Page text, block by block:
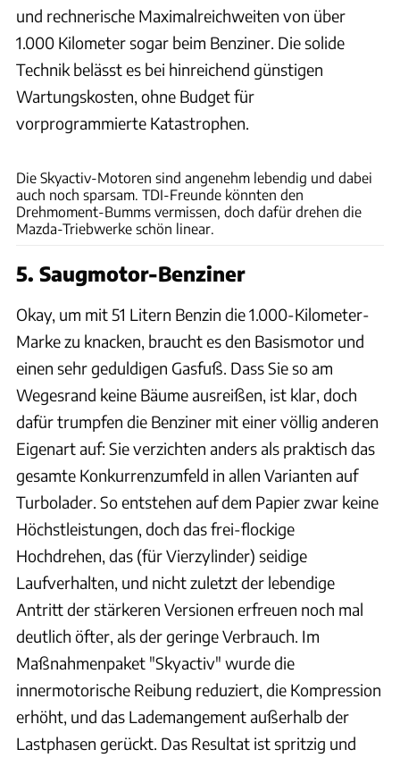
und rechnerische Maximalreichweiten von über
1.000 Kilometer sogar beim Benziner. Die solide
Technik belässt es bei hinreichend günstigen
Wartungskosten, ohne Budget für
vorprogrammierte Katastrophen.
Die Skyactiv-Motoren sind angenehm lebendig und dabei
auch noch sparsam. TDI-Freunde könnten den
Drehmoment-Bumms vermissen, doch dafür drehen die
Mazda-Triebwerke schön linear.
5. Saugmotor-Benziner
Okay, um mit 51 Litern Benzin die 1.000-Kilometer-
Marke zu knacken, braucht es den Basismotor und
einen sehr geduldigen Gasfuß. Dass Sie so am
Wegesrand keine Bäume ausreißen, ist klar, doch
dafür trumpfen die Benziner mit einer völlig anderen
Eigenart auf: Sie verzichten anders als praktisch das
gesamte Konkurrenzumfeld in allen Varianten auf
Turbolader. So entstehen auf dem Papier zwar keine
Höchstleistungen, doch das frei-flockige
Hochdrehen, das (für Vierzylinder) seidige
Laufverhalten, und nicht zuletzt der lebendige
Antritt der stärkeren Versionen erfreuen noch mal
deutlich öfter, als der geringe Verbrauch. Im
Maßnahmenpaket "Skyactiv" wurde die
innermotorische Reibung reduziert, die Kompression
erhöht, und das Lademangement außerhalb der
Lastphasen gerückt. Das Resultat ist spritzig und